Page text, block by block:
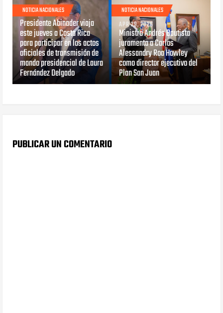
NOTICIA NACIONALES
MAY 07, 2026
Presidente Abinader viaja
este jueves a Costa Rica
para participar en los actos
oficiales de transmisión de
mando presidencial de Laura
Fernández Delgado
NOTICIA NACIONALES
APR 29, 2026
Ministro Andrés Bautista
juramenta a Carlos
Alessandry Roa Howley
como director ejecutivo del
Plan San Juan
PUBLICAR UN COMENTARIO